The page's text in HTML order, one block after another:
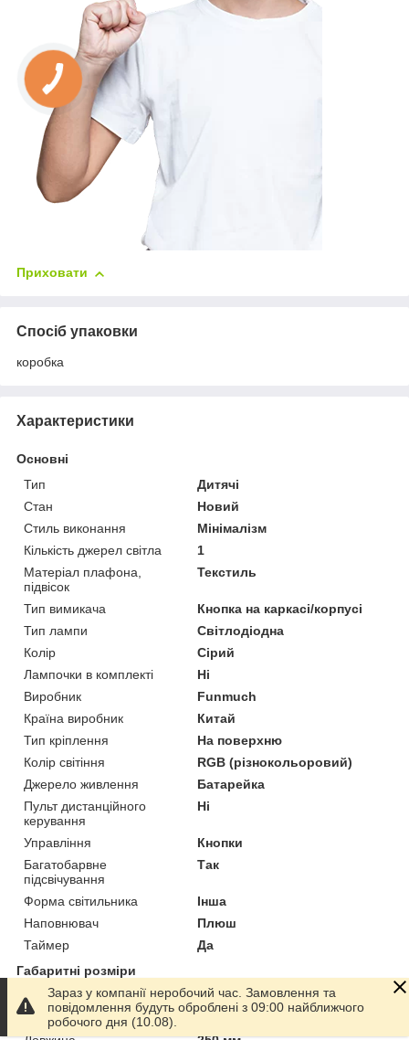
Приховати
Спосіб упаковки
коробка
Характеристики
Основні
Тип
Дитячі
Стан
Новий
Стиль виконання
Мінімалізм
Кількість джерел світла
1
Матеріал плафона,
підвісок
Текстиль
Тип вимикача
Кнопка на каркасі/корпусі
Тип лампи
Світлодіодна
Колір
Сірий
Лампочки в комплекті
Ні
Виробник
Funmuch
Країна виробник
Китай
Тип кріплення
На поверхню
Колір світіння
RGB (різнокольоровий)
Джерело живлення
Батарейка
Пульт дистанційного
керування
Ні
Управління
Кнопки
Багатобарвне
підсвічування
Так
Форма світильника
Інша
Наповнювач
Плюш
Таймер
Да
Габаритні розміри
Висота
370 мм
Ширина
Зараз у компанії неробочий час. Замовлення та
повідомлення будуть оброблені з 09:00 найближчого
робочого дня (10.08).